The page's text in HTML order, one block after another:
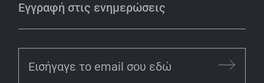
Εγγραφή στις ενημερώσεις